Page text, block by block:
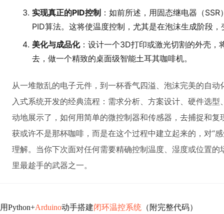
实现真正的PID控制 ：如前所述，用固态继电器（
PID算法。这将使温度控制，尤其是在泡沫生成阶段
美化与成品化：设计一个3D打印或激光切割的外壳
去，做一个精致的桌面级智能土耳其咖啡机。
从一堆散乱的电子元件，到一杯香气四溢、泡沫完美的自
入式系统开发的经典流程：需求分析、方案设计、硬件选
动地展示了，如何用简单的微控制器和传感器，去捕捉和
获或许不是那杯咖啡，而是在这个过程中建立起来的，对“
理解。当你下次面对任何需要精确控制温度、湿度或位置
里最趁手的武器之一。
用Python+Arduino动手搭建闭环温控系统 （附完整代码）